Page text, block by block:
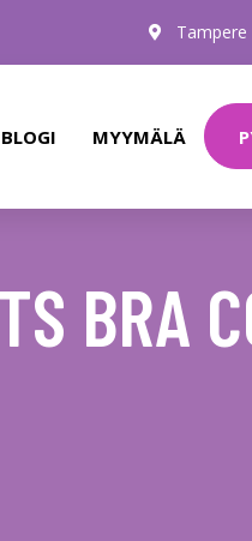
Tampere
BLOGI MYYMÄLÄ
BRA